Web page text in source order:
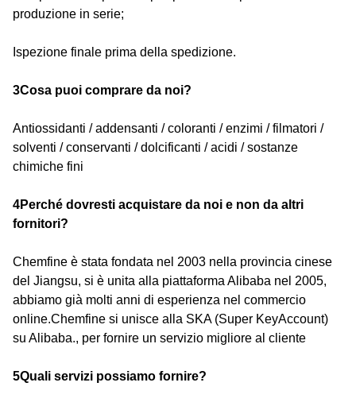
produzione in serie;
Ispezione finale prima della spedizione.
3Cosa puoi comprare da noi?
Antiossidanti / addensanti / coloranti / enzimi / filmatori /
solventi / conservanti / dolcificanti / acidi / sostanze
chimiche fini
4Perché dovresti acquistare da noi e non da altri
fornitori?
Chemfine è stata fondata nel 2003 nella provincia cinese
del Jiangsu, si è unita alla piattaforma Alibaba nel 2005,
abbiamo già molti anni di esperienza nel commercio
online.Chemfine si unisce alla SKA (Super KeyAccount)
su Alibaba., per fornire un servizio migliore al cliente
5Quali servizi possiamo fornire?